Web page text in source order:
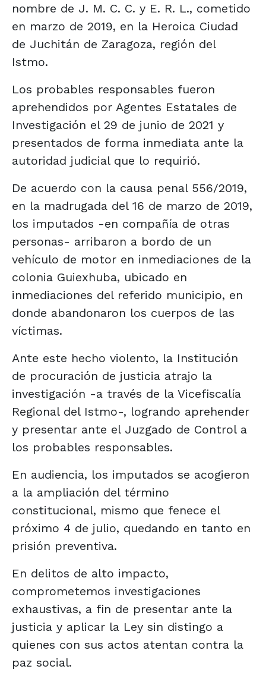
nombre de J. M. C. C. y E. R. L., cometido
en marzo de 2019, en la Heroica Ciudad
de Juchitán de Zaragoza, región del
Istmo.
Los probables responsables fueron
aprehendidos por Agentes Estatales de
Investigación el 29 de junio de 2021 y
presentados de forma inmediata ante la
autoridad judicial que lo requirió.
De acuerdo con la causa penal 556/2019,
en la madrugada del 16 de marzo de 2019,
los imputados -en compañía de otras
personas- arribaron a bordo de un
vehículo de motor en inmediaciones de la
colonia Guiexhuba, ubicado en
inmediaciones del referido municipio, en
donde abandonaron los cuerpos de las
víctimas.
Ante este hecho violento, la Institución
de procuración de justicia atrajo la
investigación -a través de la Vicefiscalía
Regional del Istmo-, logrando aprehender
y presentar ante el Juzgado de Control a
los probables responsables.
En audiencia, los imputados se acogieron
a la ampliación del término
constitucional, mismo que fenece el
próximo 4 de julio, quedando en tanto en
prisión preventiva.
En delitos de alto impacto,
comprometemos investigaciones
exhaustivas, a fin de presentar ante la
justicia y aplicar la Ley sin distingo a
quienes con sus actos atentan contra la
paz social.